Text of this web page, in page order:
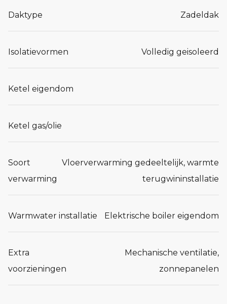
Daktype Zadeldak
Isolatievormen Volledig geisoleerd
Ketel eigendom
Ketel gas/olie
Soort
verwarming
Vloerverwarming gedeeltelijk, warmte
terugwininstallatie
Warmwater installatie Elektrische boiler eigendom
Extra
voorzieningen
Mechanische ventilatie,
zonnepanelen